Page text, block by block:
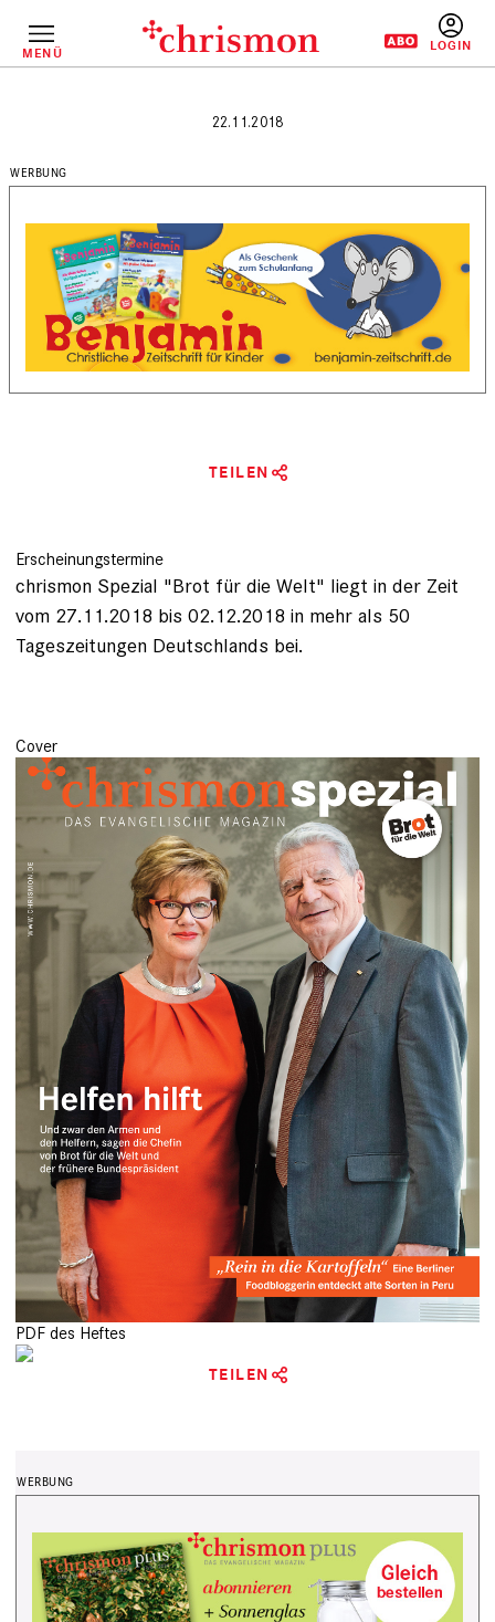
InhaltMENÜ
22.11.2018
TEILEN
Erscheinungstermine
chrismon Spezial "Brot für die Welt" liegt in der Zeit
vom 27.11.2018 bis 02.12.2018 in mehr als 50
Tageszeitungen Deutschlands bei.
Cover
PDF des Heftes
TEILEN